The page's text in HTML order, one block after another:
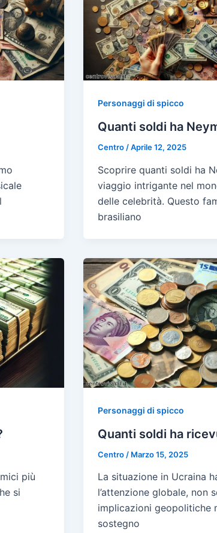
Personaggi di spicco
Quanti soldi ha
Centro /Aprile 12, 2025
Scoprire quanti soldi ha
viaggio intrigante nel
delle celebrità. Questo
brasiliano
più
si
Personaggi di spicco
Quanti soldi ha
Centro / Marzo 15, 2025
La situazione in Ucraina
l’attenzione globale, non
implicazioni geopolitiche
sostegno